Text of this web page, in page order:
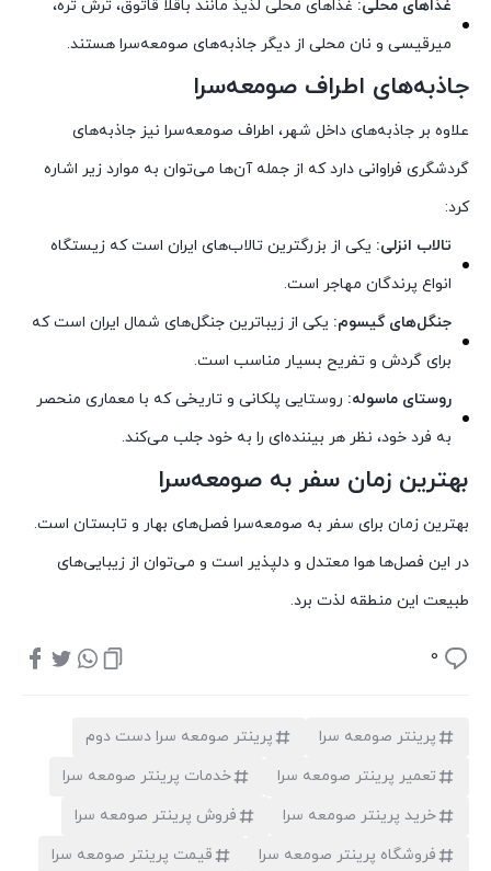
غذاهای محلی: غذاهای محلی لذیذ مانند باقلا قاتوق، ترش تره،
میرقیسی و نان محلی از دیگر جاذبه‌های صومعه‌سرا هستند.
جاذبه‌های اطراف صومعه‌سرا
علاوه بر جاذبه‌های داخل شهر، اطراف صومعه‌سرا نیز جاذبه‌های
گردشگری فراوانی دارد که از جمله آن‌ها می‌توان به موارد زیر اشاره
کرد:
تالاب انزلی: یکی از بزرگترین تالاب‌های ایران است که زیستگاه
انواع پرندگان مهاجر است.
جنگل‌های گیسوم: یکی از زیباترین جنگل‌های شمال ایران است که
برای گردش و تفریح بسیار مناسب است.
روستای ماسوله: روستایی پلکانی و تاریخی که با معماری منحصر
به فرد خود، نظر هر بیننده‌ای را به خود جلب می‌کند.
بهترین زمان سفر به صومعه‌سرا
بهترین زمان برای سفر به صومعه‌سرا فصل‌های بهار و تابستان است.
در این فصل‌ها هوا معتدل و دلپذیر است و می‌توان از زیبایی‌های
طبیعت این منطقه لذت برد.
0
پرینتر صومعه سرا
پرینتر صومعه سرا دست دوم
تعمیر پرینتر صومعه سرا
خدمات پرینتر صومعه سرا
خرید پرینتر صومعه سرا
فروش پرینتر صومعه سرا
فروشگاه پرینتر صومعه سرا
قیمت پرینتر صومعه سرا